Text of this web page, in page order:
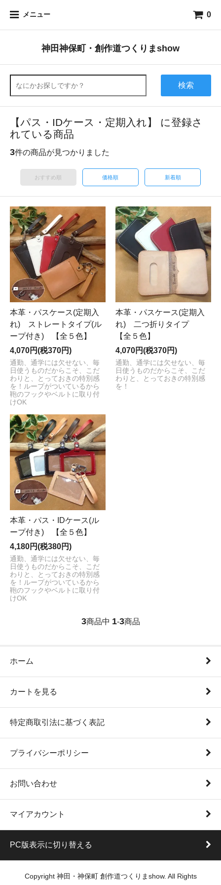
メニュー 0
神田神保町・創作道つくりまshow
検索
【パス・IDケース・定期入れ】 に登録さ
れている商品
3件の商品が見つかりました
おすすめ順 価格順 新着順
本革・パスケース(定期入
れ) ストレートタイプ(ル
ープ付き) 【全５色】
4,070円(税370円)
通勤、通学には欠せない、毎
日使うものだからこそ、こだ
わりと、とっておきの特別感
を！ループがついているから
鞄のフックやベルトに取り付
けOK
本革・パスケース(定期入
れ) 二つ折りタイプ
【全５色】
4,070円(税370円)
通勤、通学には欠せない、毎
日使うものだからこそ、こだ
わりと、とっておきの特別感
を！
本革・パス・IDケース(ル
ープ付き) 【全５色】
4,180円(税380円)
通勤、通学には欠せない、毎
日使うものだからこそ、こだ
わりと、とっておきの特別感
を！ループがついているから
鞄のフックやベルトに取り付
けOK
3商品中 1-3商品
ホーム
カートを見る
特定商取引法に基づく表記
プライバシーポリシー
お問い合わせ
マイアカウント
PC版表示に切り替える
Copyright 神田・神保町 創作道つくりまshow. All Rights